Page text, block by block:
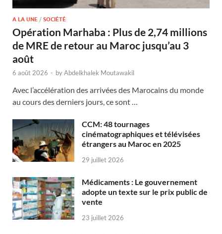
A LA UNE / SOCIÉTÉ
Opération Marhaba : Plus de 2,74 millions
de MRE de retour au Maroc jusqu’au 3
août
6 août 2026 - byAbdelkhalek Moutawakil
Avec l’accélération des arrivées des Marocains du monde
au cours des derniers jours, ce sont …
CCM: 48 tournages
cinématographiques et télévisées
étrangers au Maroc en 2025
29 juillet 2026
Médicaments : Le gouvernement
adopte un texte sur le prix public de
vente
23 juillet 2026